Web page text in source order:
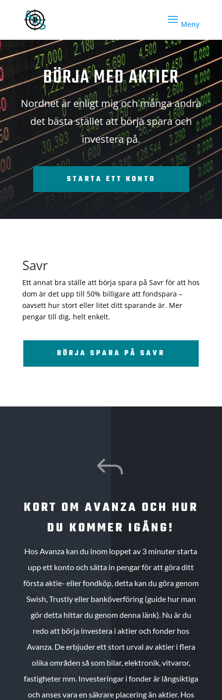
BÖRJA MED AKTIER
Nordnet är enligt mig och många andra
det bästa stället att börja spara och
investera på.
STARTA ETT KONTO
Savr
Ett annat bra ställe att börja spara på Savr för att hos
dom är det upp till 50% billigare att fondspara –
oavsett hur stort eller litet ditt sparande är. Mer
pengar till dig, helt enkelt.
BÖRJA SPARA PÅ SAVR
J
KORT OM AVANZA OCH HUR
DU KOMMER IGÅNG!
Hos Avanza kan du inom loppet av 3 minuter starta
upp ett konto och sätta in pengar för att göra ditt
första aktie- eller fondköp, detta kan du göra genom
Swish, Trustly eller banköverföring (guide hur man
gör detta hittar du genom denna länk). Nu är du
redo att börja investera i aktier och fonder hos
Avanza. De erbjuder ett stort urval av aktier i flera
olika områden så som bilar, elektronik, vitvaror,
fastigheter mm. Investeringar i fonder är långsiktiga
och anses vara en säkrare placering än aktier. Hos